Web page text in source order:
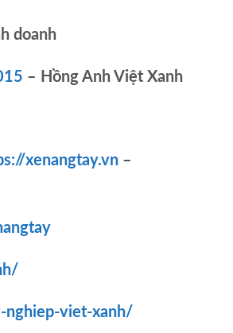
doanh
– Hồng Anh Việt Xanh
xenangtay.vn –
nghiep-viet-xanh/